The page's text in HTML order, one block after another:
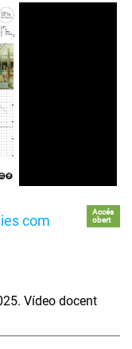
com
Accés
obert
Vídeo docent